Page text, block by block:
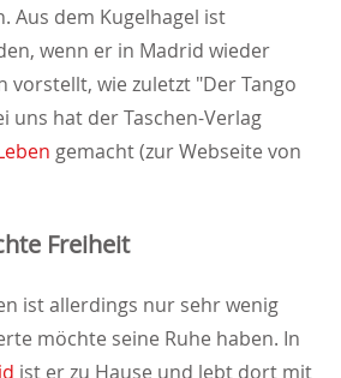
Aus dem Kugelhagel ist
wenn er in Madrid wieder
vorstellt, wie zuletzt "Der Tango
uns hat der Taschen-Verlag
gemacht (zur Webseite von
Freiheit
ist allerdings nur sehr wenig
möchte seine Ruhe haben. In
ist er zu Hause und lebt dort mit